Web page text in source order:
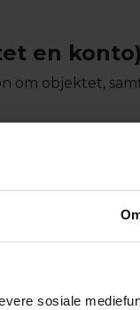
sosiale
en konto)
objektet,
så bra som
registreringen